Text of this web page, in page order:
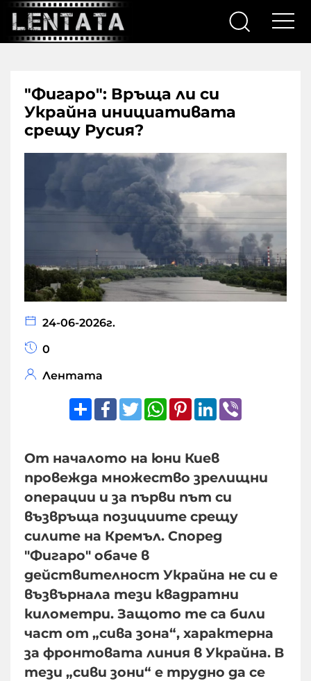
"Фигаро": Връща ли си
Украйна инициативата
срещу Русия?
24-06-2026г.
0
Лентата
ShareFacebook
TwitterWhatsApp
Pinterest
LinkedIn
От началото на юни Киев
провежда множество зрелищни
операции и за първи път си
възвръща позициите срещу
силите на Кремъл. Според
"Фигаро" обаче в
действителност Украйна не си е
възвърнала тези квадратни
километри. Защото те са били
част от „сива зона“, характерна
за фронтовата линия в Украйна. В
тези „сиви зони“ е трудно да се